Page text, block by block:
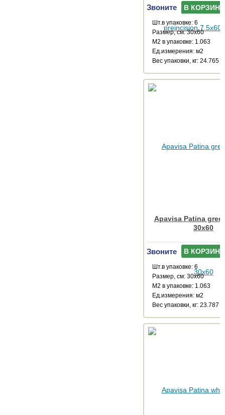
Звоните В КОРЗИНУ
Шт.в упаковке: 6
Размер, см: 30x60
М2 в упаковке: 1.063
Ед.измерения: м2
Веc упаковки, кг: 24.765
Apavisa Patina
30x60
Звоните В КОРЗИНУ
Шт.в упаковке: 6
Размер, см: 30x60
М2 в упаковке: 1.063
Ед.измерения: м2
Веc упаковки, кг: 23.787